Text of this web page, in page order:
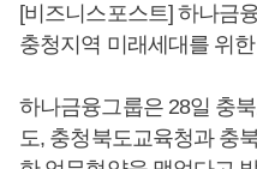
[비즈니스포스트] 하나금
충청지역 미래세대를 위
하나금융그룹은 28일 충
도, 충청북도교육청과 충